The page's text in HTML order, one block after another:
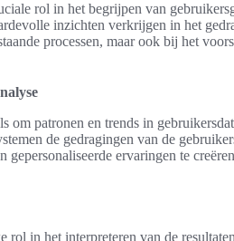
rol in het begrijpen van
inzichten verkrijgen in het
processen, maar ook bij het
om patronen en trends in
de gedragingen van de
gepersonaliseerde ervaringen te
rol in het interpreteren van de